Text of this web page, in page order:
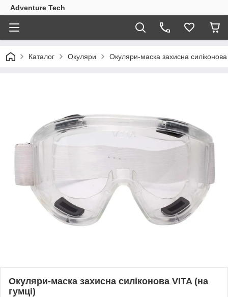
Adventure Tech
Каталог Окуляри Окуляри-маска захисна
Окуляри-маска захисна силіконова VITA (на
гумці)